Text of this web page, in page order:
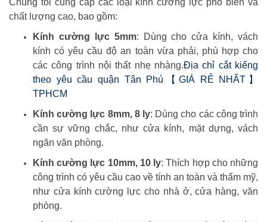
chất lượng cao, bao gồm:
Kính cường lực 5mm: Dùng cho cửa kính, vách
kính có yêu cầu độ an toàn vừa phải, phù hợp cho
các công trình nội thất nhẹ nhàng.Địa chỉ cắt kiếng
theo yêu cầu quận Tân Phú【GIÁ RẺ NHẤT】
TPHCM
Kính cường lực 8mm, 8 ly: Dùng cho các công trình
cần sự vững chắc, như cửa kính, mặt dựng, vách
ngăn văn phòng.
Kính cường lực 10mm, 10 ly: Thích hợp cho những
công trình có yêu cầu cao về tính an toàn và thẩm mỹ,
như cửa kính cường lực cho nhà ở, cửa hàng, văn
phòng.